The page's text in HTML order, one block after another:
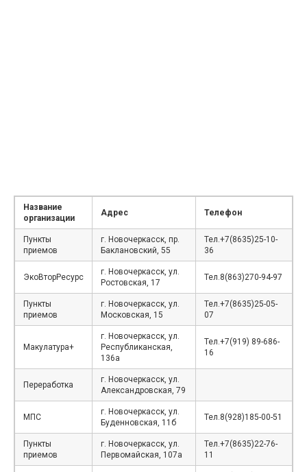
Название
организации
Адрес Телефон
Пункты
приемов
г. Новочеркасск, пр.
Баклановский, 55
Тел.+7(8635)25-10-
36
ЭкоВторРесурс
г. Новочеркасск, ул.
Ростовская, 17
Тел.8(863)270-94-97
Пункты
приемов
г. Новочеркасск, ул.
Московская, 15
Тел.+7(8635)25-05-
07
Макулатура+
г. Новочеркасск, ул.
Республиканская,
136а
Тел.+7(919) 89-686-
16
Переработка
г. Новочеркасск, ул.
Александровская, 79
МПС
г. Новочеркасск, ул.
Буденновская, 11б
Тел.8(928)185-00-51
Пункты
приемов
г. Новочеркасск, ул.
Первомайская, 107а
Тел.+7(8635)22-76-
11